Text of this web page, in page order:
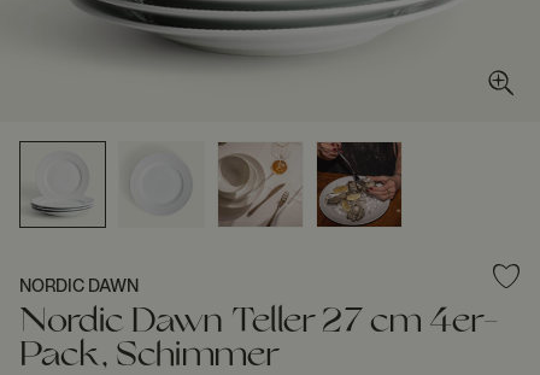
NORDIC DAWN
Nordic Dawn Teller 27 cm 4er-
Pack, Schimmer